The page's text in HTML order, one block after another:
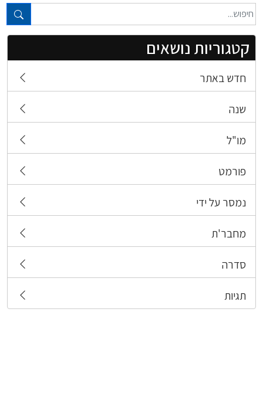
טקסט חופשי...
קטגוריות נושאים
חדש באתר
שנה
מו"ל
פורמט
נמסר על ידי
מחבר'ת
סדרה
תגיות